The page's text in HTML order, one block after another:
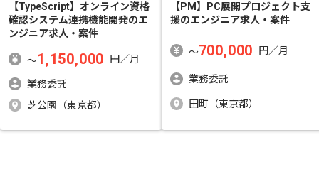
【TypeScript】オンライン資格
確認システム連携機能開発のエ
ンジニア求人・案件
〜1,150,000 円／月
業務委託
芝公園（東京都）
【PM】PC展開プロジェクト支
援のエンジニア求人・案件
〜700,000 円／月
業務委託
田町（東京都）